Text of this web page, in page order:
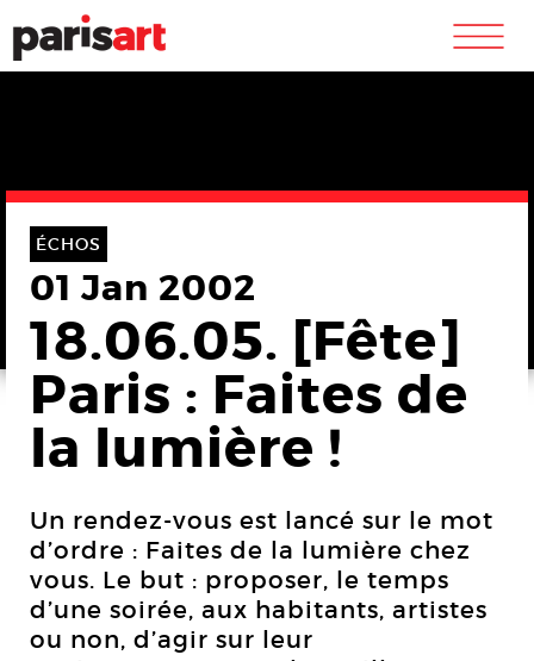
m
ÉCHOS
01 Jan 2002
18.06.05. [Fête]
Paris : Faites de
la lumière !
Un rendez-vous est lancé sur le mot
d’ordre : Faites de la lumière chez
vous. Le but : proposer, le temps
d’une soirée, aux habitants, artistes
ou non, d’agir sur leur